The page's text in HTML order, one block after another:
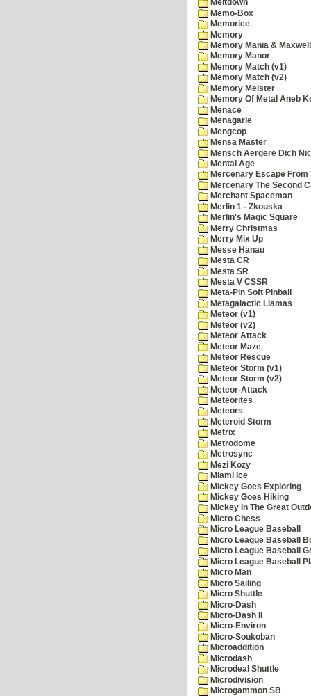
Meltdown
Memo-Box
Memorice
Memory
Memory Mania &
Memory Manor
Memory Match (v1)
Memory Match (v2)
Memory Meister
Memory Of Metal Aneb
Menace
Menagarie
Mengcop
Mensa Master
Mensch Aergere Dich
Mental Age
Mercenary Escape From
Mercenary The Second
Merchant Spaceman
Merlin 1 - Zkouska
Merlin's Magic Square
Merry Christmas
Merry Mix Up
Messe Hanau
Mesta CR
Mesta SR
Mesta V CSSR
Meta-Pin Soft Pinball
Metagalactic Llamas
Meteor (v1)
Meteor (v2)
Meteor Attack
Meteor Maze
Meteor Rescue
Meteor Storm (v1)
Meteor Storm (v2)
Meteor-Attack
Meteorites
Meteors
Meteroid Storm
Metrix
Metrodome
Metrosync
Mezi Kozy
Miami Ice
Mickey Goes Exploring
Mickey Goes Hiking
Mickey In The Great
Micro Chess
Micro League Baseball
Micro League Baseball
Micro League Baseball
Micro League Baseball
Micro Man
Micro Sailing
Micro Shuttle
Micro-Dash
Micro-Dash II
Micro-Environ
Micro-Soukoban
Microaddition
Microdash
Microdeal Shuttle
Microdivision
Microgammon SB